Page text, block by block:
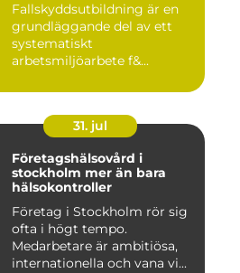
Fallskyddsutbildning är en
grundläggande del av ett
systematiskt
arbetsmiljöarbete f&...
31. jul
Företagshälsovård i
stockholm mer än bara
hälsokontroller
Företag i Stockholm rör sig
ofta i högt tempo.
Medarbetare är ambitiösa,
internationella och vana vi...